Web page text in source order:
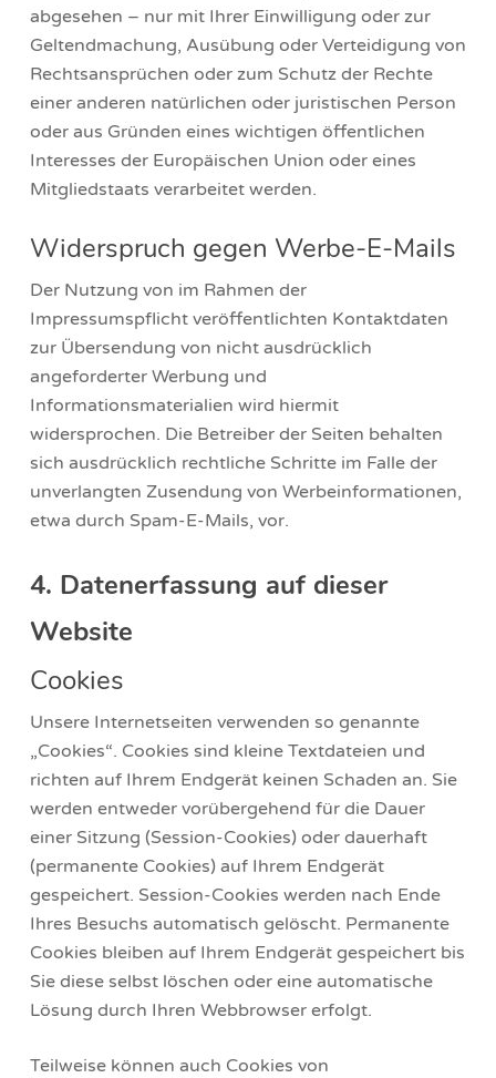
abgesehen – nur mit Ihrer Einwilligung oder zur
Geltendmachung, Ausübung oder Verteidigung von
Rechtsansprüchen oder zum Schutz der Rechte
einer anderen natürlichen oder juristischen Person
oder aus Gründen eines wichtigen öffentlichen
Interesses der Europäischen Union oder eines
Mitgliedstaats verarbeitet werden.
Widerspruch gegen Werbe-E-Mails
Der Nutzung von im Rahmen der
Impressumspflicht veröffentlichten Kontaktdaten
zur Übersendung von nicht ausdrücklich
angeforderter Werbung und
Informationsmaterialien wird hiermit
widersprochen. Die Betreiber der Seiten behalten
sich ausdrücklich rechtliche Schritte im Falle der
unverlangten Zusendung von Werbeinformationen,
etwa durch Spam-E-Mails, vor.
4. Datenerfassung auf dieser
Website
Cookies
Unsere Internetseiten verwenden so genannte
„Cookies“. Cookies sind kleine Textdateien und
richten auf Ihrem Endgerät keinen Schaden an. Sie
werden entweder vorübergehend für die Dauer
einer Sitzung (Session-Cookies) oder dauerhaft
(permanente Cookies) auf Ihrem Endgerät
gespeichert. Session-Cookies werden nach Ende
Ihres Besuchs automatisch gelöscht. Permanente
Cookies bleiben auf Ihrem Endgerät gespeichert bis
Sie diese selbst löschen oder eine automatische
Lösung durch Ihren Webbrowser erfolgt.
Teilweise können auch Cookies von